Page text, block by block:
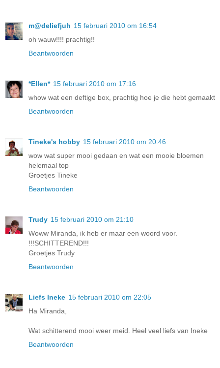
m@deliefjuh 15 februari 2010 om 16:54
oh wauw!!!! prachtig!!
Beantwoorden
*Ellen* 15 februari 2010 om 17:16
whow wat een deftige box, prachtig hoe je die hebt gemaakt
Beantwoorden
Tineke's hobby 15 februari 2010 om 20:46
wow wat super mooi gedaan en wat een mooie bloemen
helemaal top
Groetjes Tineke
Beantwoorden
Trudy 15 februari 2010 om 21:10
Woww Miranda, ik heb er maar een woord voor.
!!!SCHITTEREND!!!
Groetjes Trudy
Beantwoorden
Liefs Ineke 15 februari 2010 om 22:05
Ha Miranda,
Wat schitterend mooi weer meid. Heel veel liefs van Ineke
Beantwoorden